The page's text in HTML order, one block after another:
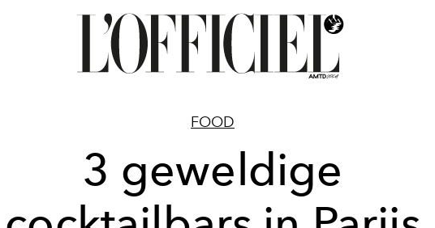
FOOD
3 geweldige